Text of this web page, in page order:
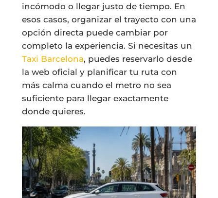
incómodo o llegar justo de tiempo. En
esos casos, organizar el trayecto con una
opción directa puede cambiar por
completo la experiencia. Si necesitas un
Taxi Barcelona, puedes reservarlo desde
la web oficial y planificar tu ruta con
más calma cuando el metro no sea
suficiente para llegar exactamente
donde quieres.